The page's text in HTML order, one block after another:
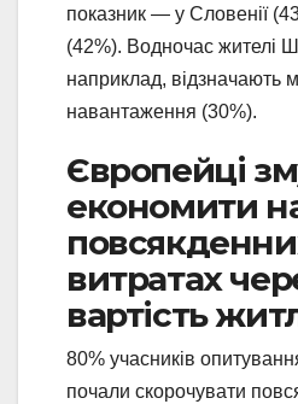
показник — у Словенії
(42%). Водночас жителі
наприклад, відзначають
навантаження (30%).
Європейці
економити
витратах
вартість
80% учасників
почали скорочувати